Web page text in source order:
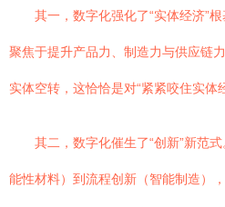
其一，数字化强化了“实体经济”
聚焦于提升产品力、制造力与供应链
实体空转，这恰恰是对“紧紧咬住实体
其二，数字化催生了“创新”新范
能性材料）到流程创新（智能制造）